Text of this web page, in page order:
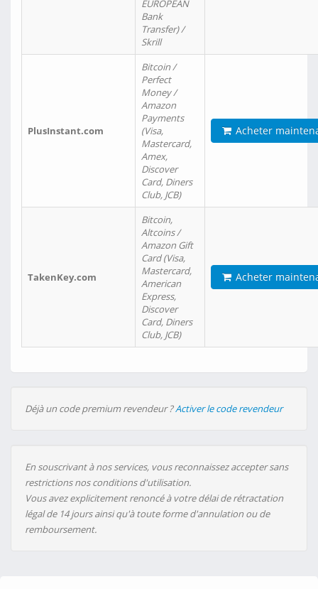
EUROPEAN
Bank
Transfer) /
Skrill
PlusInstant.com
Bitcoin /
Perfect
Money /
Amazon
Payments
(Visa,
Mastercard,
Amex,
Discover
Card, Diners
Club, JCB)
Acheter
TakenKey.com
Bitcoin,
Altcoins /
Amazon Gift
Card (Visa,
Mastercard,
American
Express,
Discover
Card, Diners
Club, JCB)
Acheter
Déjà un code premium revendeur ?Activer le code revendeur
En souscrivant à nos services, vous reconnaissez accepter sans
restrictions nos conditions d'utilisation.
Vous avez explicitement renoncé à votre délai de rétractation
légal de 14 jours ainsi qu'à toute forme d'annulation ou de
remboursement.